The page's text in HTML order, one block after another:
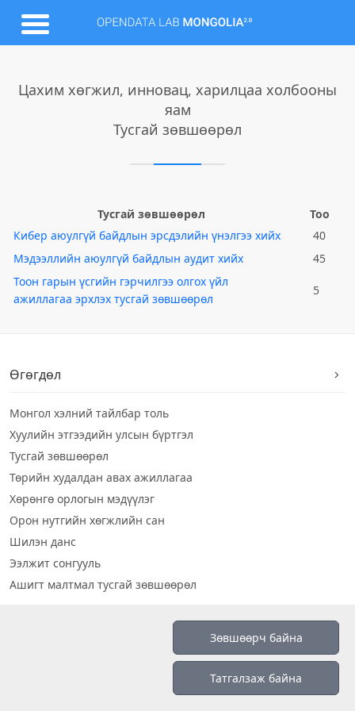
Цахим хөгжил, инновац, харилцаа холбооны
яам
Тусгай зөвшөөрөл
Тусгай зөвшөөрөл
Тоо
Кибер аюулгүй байдлын эрсдэлийн үнэлгээ хийх
40
Мэдээллийн аюулгүй байдлын аудит хийх
45
Тоон гарын үсгийн гэрчилгээ олгох үйл
ажиллагаа эрхлэх тусгай зөвшөөрөл
5
Өгөгдөл
Монгол хэлний тайлбар толь
Хуулийн этгээдийн улсын бүртгэл
Тусгай зөвшөөрөл
Төрийн худалдан авах ажиллагаа
Хөрөнгө орлогын мэдүүлэг
Орон нутгийн хөгжлийн сан
Шилэн данс
Ээлжит сонгууль
Ашигт малтмал тусгай зөвшөөрөл
Зөвшөөрч байна
Татгалзаж байна